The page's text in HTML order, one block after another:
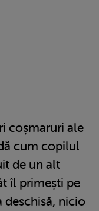
coșmaruri ale
cum copilul
de un alt
îl primești pe
deschisă, nicio